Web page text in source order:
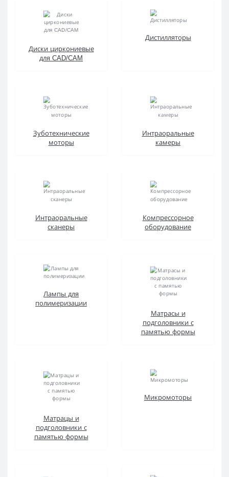
Диски циркониевые
для CAD/CAM
Дистилляторы
Зуботехнические
моторы
Интраоральные
камеры
Интраоральные
сканеры
Компрессорное
оборудование
Лампы для
полимеризации
Матрасы и
подголовники с
памятью формы
Матрацы и
подголовники с
памятью формы
Микромоторы